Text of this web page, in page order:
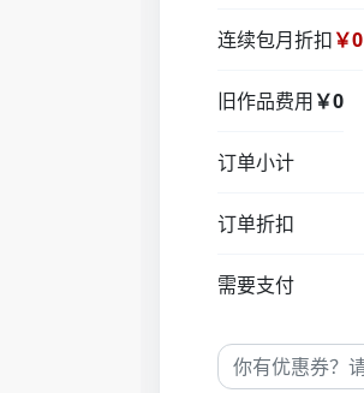
连续包月折扣￥0
旧作品费用￥0
订单小计
订单折扣
需要支付